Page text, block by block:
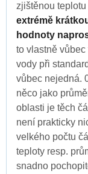
zjištěnou
extrémě
hodnoty
to vlastně
vody při
vůbec nejedná.
něco jako
oblasti je těch
není prakticky
velkého počtu
teploty resp.
snadno